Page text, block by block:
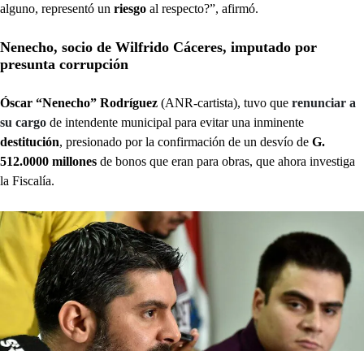
alguno, representó un riesgo al respecto?”, afirmó.
Nenecho, socio de Wilfrido Cáceres, imputado por
presunta corrupción
Óscar “Nenecho” Rodríguez (ANR-cartista), tuvo que renunciar a
su cargo de intendente municipal para evitar una inminente
destitución, presionado por la confirmación de un desvío de G.
512.0000 millones de bonos que eran para obras, que ahora investiga
la Fiscalía.